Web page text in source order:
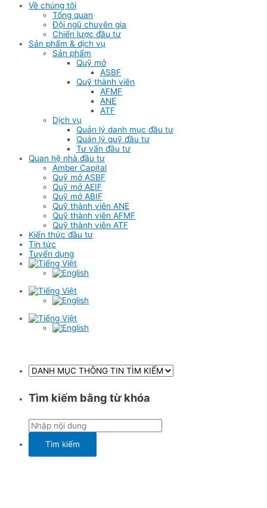
Về chúng tôi
Tổng quan
Đội ngũ chuyên gia
Chiến lược đầu tư
Sản phẩm & dịch vụ
Sản phẩm
Quỹ mở
ASBF
Quỹ thành viên
AFMF
ANE
ATF
Dịch vụ
Quản lý danh mục đầu tư
Quản lý quỹ đầu tư
Tư vấn đầu tư
Quan hệ nhà đầu tư
Amber Capital
Quỹ mở ASBF
Quỹ mở AEIF
Quỹ mở ABIF
Quỹ thành viên ANE
Quỹ thành viên AFMF
Quỹ thành viên ATF
Kiến thức đầu tư
Tin tức
Tuyển dụng
Tìm kiếm bằng từ khóa